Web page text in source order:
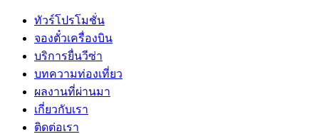
ทัวร์โปรโมชั่น
จองตั๋วเครื่องบิน
บริการยื่นวีซ่า
บทความท่องเที่ยว
ผลงานที่ผ่านมา
เกี่ยวกับเรา
ติดต่อเรา